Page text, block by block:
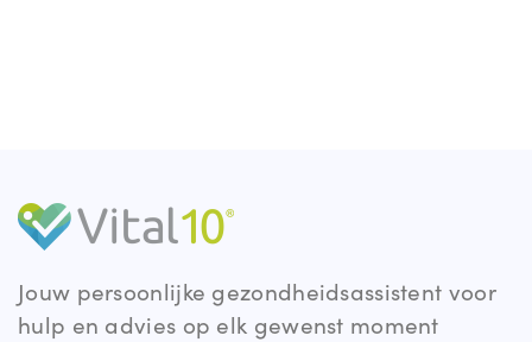
Jouw persoonlijke gezondheidsassistent voor
hulp en advies op elk gewenst moment